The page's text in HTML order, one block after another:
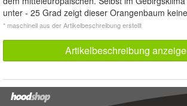
unter - 25 Grad zeigt dieser Orangenbaum
* maschinell aus der Artikelbeschreibung erstellt
Artikelbeschreibung